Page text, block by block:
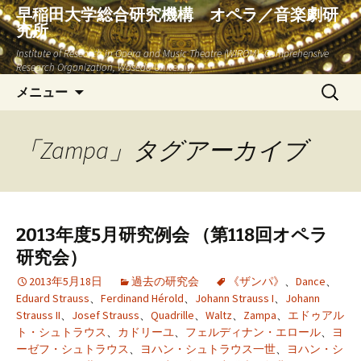
早稲田大学総合研究機構 オペラ／音楽劇研
究所
Institute of Research in Opera and Music Theatre (WIROM), Comprehensive
Research Organization, Waseda University
メニュー
ツ
ッ
検
索:
「Zampa」タグアーカイブ
2013年度5月研究例会 （第118回オペラ
研究会）
2013年5月18日 過去の研究会 《ザンパ》 、 Dance、
Eduard Strauss、 Ferdinand Hérold、 Johann Strauss I、 Johann
Strauss II、 Josef Strauss、 Quadrille、 Waltz、 Zampa、 エドゥアル
ト・シュトラウス、 カドリーユ、 フェルディナン・エロール、
ヨ
ーゼフ・シュトラウス、 ヨハン・シュトラウス一世、
ヨハン・シ